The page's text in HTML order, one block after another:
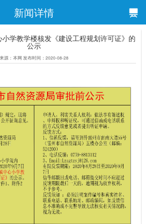
新闻详情
学教学楼核发《建设工程规划许可证》的
公示
来源：本网 发布时间：2020-08-28